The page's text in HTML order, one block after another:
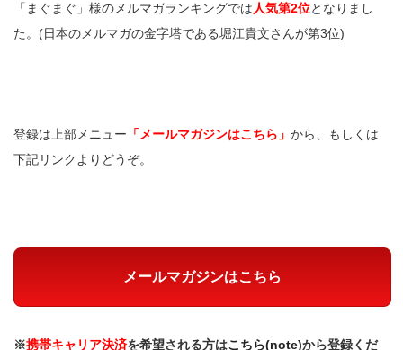
「まぐまぐ」様のメルマガランキングでは人気第2位となりまし
た。(日本のメルマガの金字塔である堀江貴文さんが第3位)
登録は上部メニュー 「メールマガジンはこちら」 から、もしくは
下記リンクよりどうぞ。
メールマガジンはこちら
※携帯キャリア決済を希望される方はこちら(note)から登録くだ